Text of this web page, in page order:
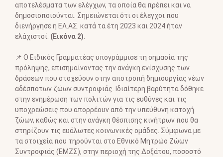
αποτελέσματα των ελέγχων, τα οποία θα πρέπει και να
δημοσιοποιούνται. Σημειώνεται ότι οι έλεγχοι που
διενήργησε η ΕΛ.ΑΣ. κατά τα έτη 2023 και 2024 ήταν
ελάχιστοί. (Εικόνα 2)
📌 Ο Ειδικός Γραμματέας υπογράμμισε τη σημασία της
πρόληψης, επισημαίνοντας την ανάγκη ενίσχυσης των
δράσεων που στοχεύουν στην αποτροπή δημιουργίας νέων
αδέσποτων ζώων συντροφιάς. Ιδιαίτερη βαρύτητα δόθηκε
στην ενημέρωση των πολιτών για τις ευθύνες και τις
υποχρεώσεις που απορρέουν από την υπεύθυνη κατοχή
ζώων, καθώς και στην ανάγκη θέσπισης κινήτρων που θα
στηρίζουν τις ευάλωτες κοινωνικές ομάδες. Σύμφωνα με
τα στοιχεία που τηρούνται στο Εθνικό Μητρώο Ζώων
Συντροφιάς (ΕΜΖΣ), στην περιοχή της Δοξάτου, ποσοστό